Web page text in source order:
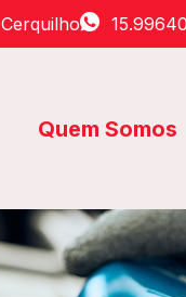
Cerquilho
Quem Somos